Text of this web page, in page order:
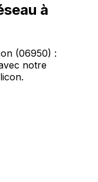
à
(06950) :
notre